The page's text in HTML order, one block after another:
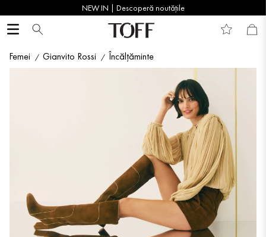
NEW IN | Descoperă noutățile
Femei Gianvito Rossi Încălțăminte